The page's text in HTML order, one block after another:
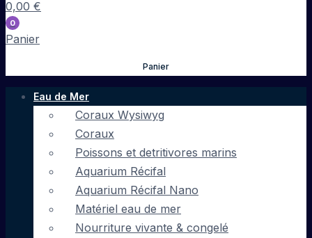
0,00 €
0
Panier
Panier
Eau de Mer
Coraux Wysiwyg
Coraux
Poissons et detritivores marins
Aquarium Récifal
Aquarium Récifal Nano
Matériel eau de mer
Nourriture vivante & congelé